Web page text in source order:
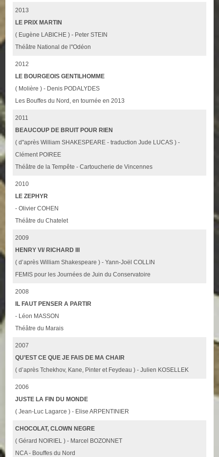
2013
LE PRIX MARTIN
( Eugène LABICHE ) - Peter STEIN
Théâtre National de l''Odéon
2012
LE BOURGEOIS GENTILHOMME
( Molière ) - Denis PODALYDES
Les Bouffes du Nord, en tournée en 2013
2011
BEAUCOUP DE BRUIT POUR RIEN
( d''après William SHAKESPEARE - traduction Jude LUCAS ) -
Clément POIREE
Théâtre de la Tempête - Cartoucherie de Vincennes
2010
LE ZEPHYR
- Olivier COHEN
Théâtre du Chatelet
2009
HENRY VI/ RICHARD III
( d’après William Shakespeare ) - Yann-Joël COLLIN
FEMIS pour les Journées de Juin du Conservatoire
2008
IL FAUT PENSER A PARTIR
- Léon MASSON
Théâtre du Marais
2007
QU’EST CE QUE JE FAIS DE MA CHAIR
( d’après Tchekhov, Kane, Pinter et Feydeau ) - Julien KOSELLEK
2006
JUSTE LA FIN DU MONDE
( Jean-Luc Lagarce ) - Elise ARPENTINIER
CHOCOLAT, CLOWN NEGRE
( Gérard NOIRIEL ) - Marcel BOZONNET
NCA - Bouffes du Nord